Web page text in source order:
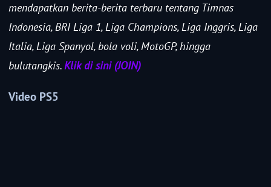
mendapatkan berita-berita terbaru tentang Timnas
Indonesia, BRI Liga 1, Liga Champions, Liga Inggris, Liga
Italia, Liga Spanyol, bola voli, MotoGP, hingga
bulutangkis.Klik di sini (JOIN)
Video PS5